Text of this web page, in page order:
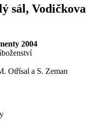
sál, Vodičkova
2004
Otřísal a S. Zeman